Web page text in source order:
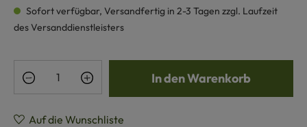
Sofort verfügbar, Versandfertig in 2-3 Tagen zzgl. Laufzeit
des Versanddienstleisters
Produkt Anzahl: Gib den gewünschten
In den Warenkorb
Auf die Wunschliste